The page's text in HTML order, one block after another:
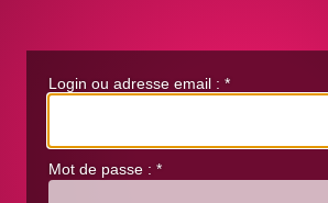
Login ou adresse email : *
Mot de passe : *